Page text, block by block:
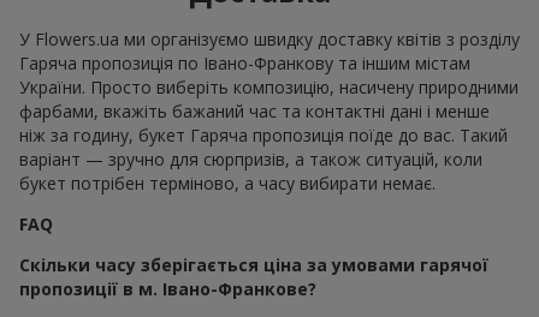
У Flowers.ua ми організуємо швидку доставку квітів з розділу
Гаряча пропозиція по Івано-Франкову та іншим містам
України. Просто виберіть композицію, насичену природними
фарбами, вкажіть бажаний час та контактні дані і менше
ніж за годину, букет Гаряча пропозиція поїде до вас. Такий
варіант — зручно для сюрпризів, а також ситуацій, коли
букет потрібен терміново, а часу вибирати немає.
FAQ
Скільки часу зберігається ціна за умовами гарячої
пропозиції в м. Івано-Франкове?